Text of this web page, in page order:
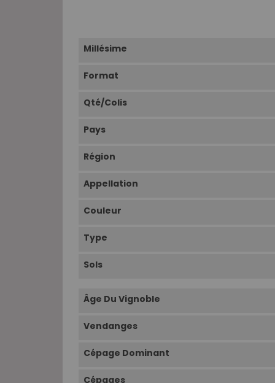
Millésime
Format
Qté/Colis
Pays
Région
Appellation
Couleur
Type
Sols
Âge Du Vignoble
Vendanges
Cépage Dominant
Cépages